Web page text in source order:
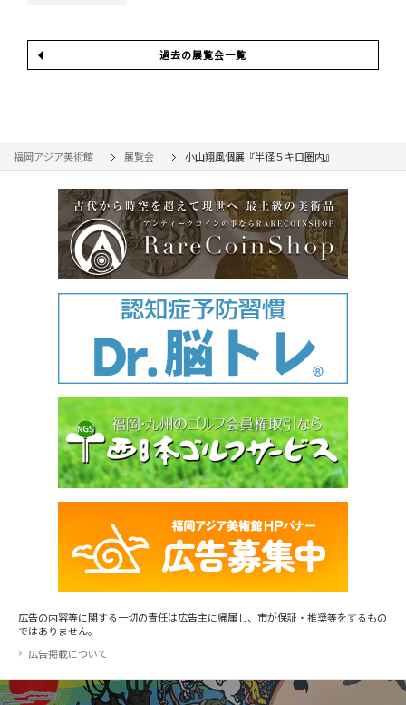
過去の展覧会一覧
福岡アジア美術館 展覧会 小山翔風個展『半径５キロ圏内』
広告の内容等に関する一切の責任は広告主に帰属し、市が保証・推奨等をするもの
ではありません。
広告掲載について